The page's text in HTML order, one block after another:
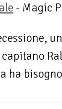
- Magic
ha